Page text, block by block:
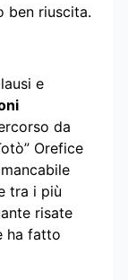
ben riuscita.
e
da
Orefice
tra i più
risate
ha fatto